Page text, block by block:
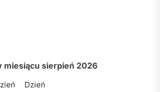
miesiącu sierpień 2026
Dzień